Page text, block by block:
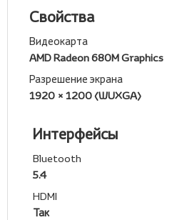
Свойства
Видеокарта
AMD Radeon 680M Graphics
Разрешение экрана
1920 × 1200 (WUXGA)
Интерфейсы
Bluetooth
5.4
HDMI
Так